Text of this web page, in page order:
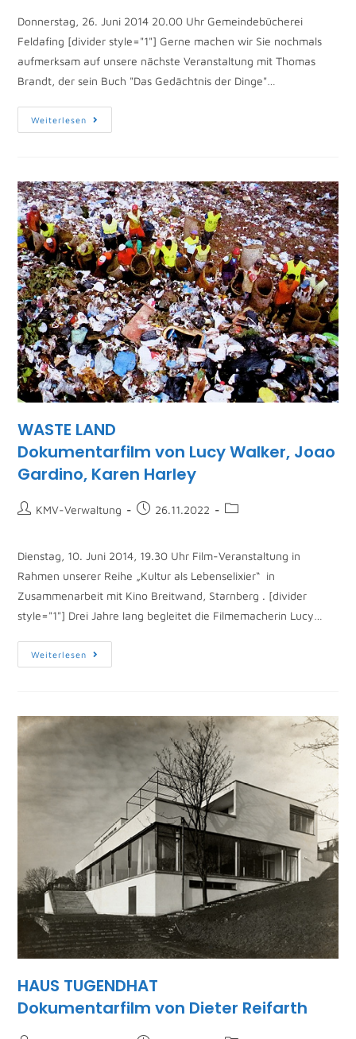
Donnerstag, 26. Juni 2014 20.00 Uhr Gemeindebücherei
Feldafing [divider style="1"] Gerne machen wir Sie nochmals
aufmerksam auf unsere nächste Veranstaltung mit Thomas
Brandt, der sein Buch "Das Gedächtnis der Dinge"…
Weiterlesen
WASTE LAND
Dokumentarfilm von Lucy Walker, Joao
Gardino, Karen Harley
KMV-Verwaltung 26.11.2022
Dienstag, 10. Juni 2014, 19.30 Uhr Film-Veranstaltung in
Rahmen unserer Reihe „Kultur als Lebenselixier“ in
Zusammenarbeit mit Kino Breitwand, Starnberg . [divider
style="1"] Drei Jahre lang begleitet die Filmemacherin Lucy…
Weiterlesen
HAUS TUGENDHAT
Dokumentarfilm von Dieter Reifarth